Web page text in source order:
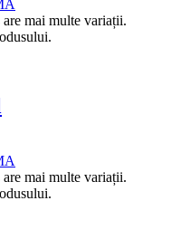
mai multe variații.
mai multe variații.